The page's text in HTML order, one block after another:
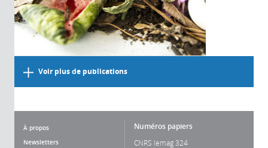
Voir plus de publications
À propos
Newsletters
Numéros papiers
CNRS lemag 324